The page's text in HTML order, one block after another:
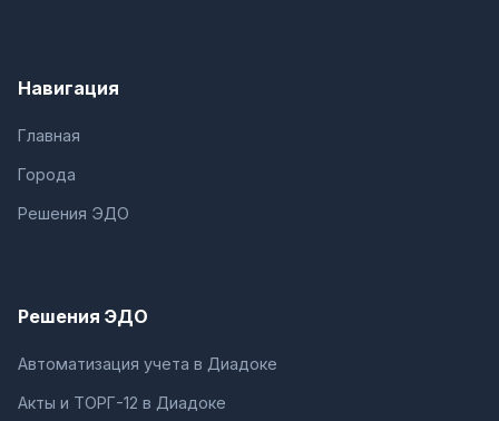
Навигация
Главная
Города
Решения ЭДО
Решения ЭДО
Автоматизация учета в Диадоке
Акты и ТОРГ-12 в Диадоке